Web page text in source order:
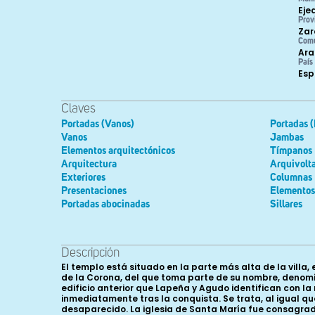
País
Claves
Portadas (Vanos)
Vanos
Elementos arquitectónicos
Arquitectura
Exteriores
Presentaciones
Portadas abocinadas
Portadas
Jambas
Tímpanos
Columnas
Sillares
Descripción
El templo está situado en la parte más alta de la villa, en el extremo nororiental del cerro sobre el que se asienta su casco antiguo. Se trata de una zona conocida como el barrio de la Corona, del que toma parte de su nombre, denominándose en muchas ocasiones Santa María de la Corona. Posiblemente, esta iglesia se encuentre asentada sobre un edificio anterior que Lapeña y Agudo identifican con la mezquita musulmana y otros autores con un templo cristiano construido en tiempo de Alfonso I el Batallador, inmediatamente tras la conquista. Se trata, al igual que la iglesia del Salvador, de una iglesia fortificada, aunque en este caso compartiría defensas con el castillo, hoy desaparecido. La iglesia de Santa María fue consagrada en el año 1174 por el obispo de Zaragoza Pedro Tarroja (1152- 1184). Se conoce este dato gracias a la conservación del pergamino con el acta de consagración en el archivo parroquial. Al acto asistieron varios miembros del cabildo cesaraugustano y el prior mayor del monasterio gascón de la Selva Mayor, de nombre Ricardo, a la que pertenecían, según constata el diploma, las iglesias de Ejea. El prior vino acompañado de otros priores vinculados al mismo monasterio, lo que prueba la importancia que tuvo la ceremonia. Cuenta Abbad que, según la tradición popular, había 22 sepulcros pertenecientes a los caballeros que conquistaron Ejea en tiempo de Alfonso I el Batallador, en la necrópolis yuxtapuesta a la iglesia. Según el mismo autor, otros 16 se encontraban en el cementerio de la otra iglesia románica de la villa, la del Salvador. La iglesia de Santa María fue declarada Bien de Interés Cultural, en la categoría de Monumento, por el Gobierno de Aragón, según el decreto 3455/1983, de 7 de diciembre. Algunas modificaciones realizadas en momentos posteriores al de su fábrica inicial transformaron levemente la fisonomía del edificio. En el siglo XVI se le agregó una capilla en la cabecera, en el lado meridional, cuadrada y cubierta con bóveda de crucería, que actualmente recibe la función de sacristía. Los cuerpos superiores de la torre del ángulo suroeste fueron añadidos en la segunda mitad del siglo XVII. La fachada de los pies es fruto de una intervención a comienzos del siglo XVIII, siguiendo esquemas barrocos. El conjunto fue restaurado entre 1971 y 1979 ya que su estado amenazaba ruina y se encontraba cerrada al público. Tras unas obras recientes de acondicionamiento en la plaza de Santa María, salieron a la luz unos arcos apuntados correspondientes al siglo XIV. Todo indica que pertenecen a la base del camino de ronda que existió durante mucho tiempo alrededor del ábside de la iglesia, que formaba parte del castillo. Finalmente, en el año 1996 se restauró la torre. Su planta presenta un esquema rectangular, de nave única dividida en cinco tramos, rematada en ábside poligonal de cinco paños orientado al Este. Presenta varias capillas laterales entre los contrafuertes, excavadas en los propios muros románicos a modo de arcosolios, tiene coro en alto